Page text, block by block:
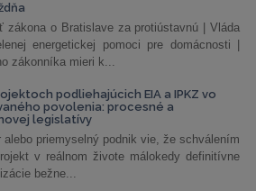
zákona o Bratislave za protiústavnú | Vláda
energetickej pomoci pre domácnosti |
zákonníka mieri k...
podliehajúcich EIA a IPKZ vo
povolenia: procesné a
legislatívy
alebo priemyselný podnik vie, že schválením
v reálnom živote málokedy definitívne
bežne...